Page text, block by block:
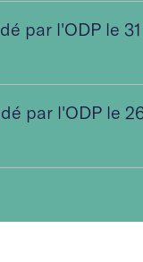
par l'ODP le
par l'ODP le